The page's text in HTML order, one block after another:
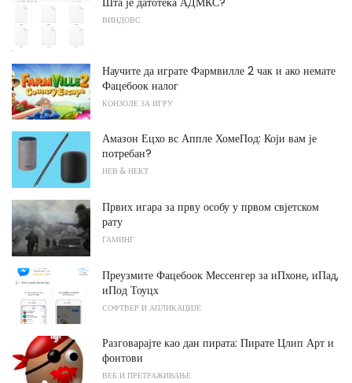
ВИНДОВС
Научите да играте Фармвилле 2 чак и ако немате
Фацебоок налог
КОНЗОЛЕ ЗА ИГРУ
Амазон Ецхо вс Аппле ХомеПод: Који вам је
потребан?
НЕВ & НЕКТ
Првих игара за прву особу у првом свјетском
рату
ГАМИНГ
Преузмите Фацебоок Мессенгер за иПхоне, иПад,
иПод Тоуцх
СОФТВЕР И АПЛИКАЦИЈЕ
Разговарајте као дан пирата: Пирате Цлип Арт и
фонтови
ВЕБ И ПРЕТРАЖИВАЊЕ